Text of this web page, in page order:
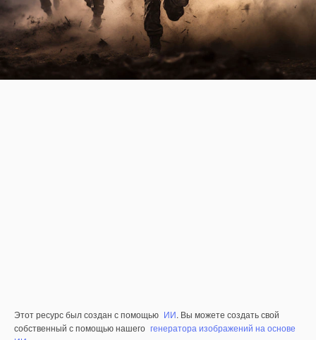
Этот ресурс был создан с помощью ИИ. Вы можете создать свой
собственный с помощью нашего генератора изображений на основе